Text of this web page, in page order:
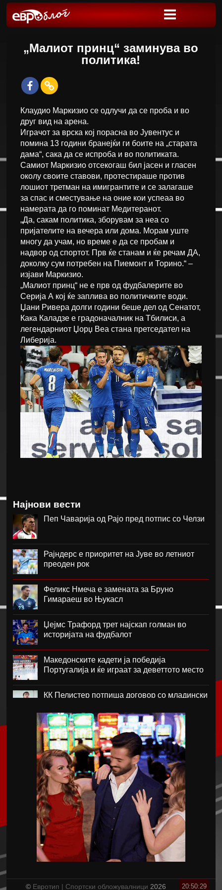
„Малиот принц“ заминува во
политика!
Клаудио Маркизио се одлучи да се проба и во
друг вид на арена.
Играчот за врска кој порасна во Јувентус и
помина 13 години бранејќи ги боите на „старата
дама“, сака да се испроба и во политиката.
Самиот Маркизио отсекогаш бил јасен и гласен
околу своите ставови, протестираше против
лошиот третман на имигрантите и се залагаше
за спас и сместување на оние кои успеаа во
намерата да го поминат Медитеранот.
„Да, сакам политика, зборувам за неа со
пријателите на вечера или дома. Морам уште
многу да учам, но време е да се пробам и
надвор од спортот. Прв ќе станам и ќе речам ДА,
доколку сум потребен на Пиемонт и Торино.“ –
изјави Маркизио.
„Малиот принц“ не е прв од фудбалерите во
Серија А кој ќе заплива во политичките води.
Џани Ривера долги години беше дел од Сенатот,
Кака Каладзе е градоначалник на Тбилиси, а
легендарниот Џорџ Веа стана претседател на
Либерија.
Најнови вести
Пеп Чаварија од Рајо пред потпис со Челзи
Рајндерс е приоритет на Јуве во летниот
преоден рок
Феликс Нмеча е замената за Бруно
Гимараеш во Њукасл
Џејмс Трафорд трет најскап голман во
историјата на фудбалот
Македонските кадети ја победија
Португалија и ќе играат за деветтото место
КК Пелистер потпиша договор со младински
Магнес Аклиуш официјално претставен во
Париз
Мики ван де Вен се согласи на нов договор
со Тотенхем
Лина Ѓорческа го заврши настапот во
Лајпциг
Барса и Сити почнаа преговори за Родри,
испратена и првата понуда
поддршка на Инфантино
20:50:29
© Евротип | Спортски обложувалници 2026